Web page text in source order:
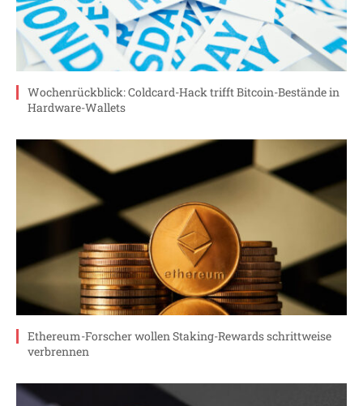
Wochenrückblick: Coldcard-Hack trifft Bitcoin-Bestände in
Hardware-Wallets
Ethereum-Forscher wollen Staking-Rewards schrittweise
verbrennen